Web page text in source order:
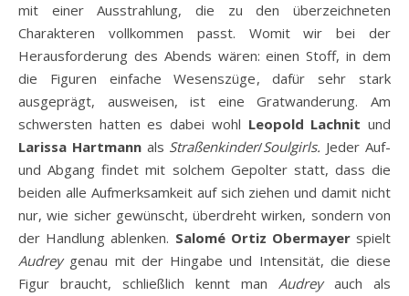
mit einer Ausstrahlung, die zu den überzeichneten
Charakteren vollkommen passt. Womit wir bei der
Herausforderung des Abends wären: einen Stoff, in dem
die Figuren einfache Wesenszüge, dafür sehr stark
ausgeprägt, ausweisen, ist eine Gratwanderung. Am
schwersten hatten es dabei wohl Leopold Lachnit und
Larissa Hartmannals Straßenkinder/Soulgirls. Jeder Auf-
und Abgang findet mit solchem Gepolter statt, dass die
beiden alle Aufmerksamkeit auf sich ziehen und damit nicht
nur, wie sicher gewünscht, überdreht wirken, sondern von
der Handlung ablenken. Salomé Ortiz Obermayerspielt
Audreygenau mit der Hingabe und Intensität, die diese
Figur braucht, schließlich kennt man Audreyauch als